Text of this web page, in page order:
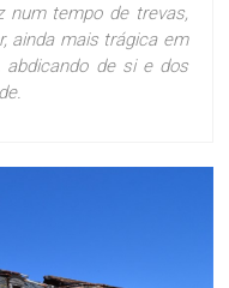
num tempo de trevas,
ainda mais trágica em
abdicando de si e dos